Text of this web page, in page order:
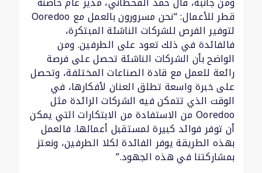
قطر للأعمال: “نحن مسرورون بالعمل مع Ooredoo
لتوفير الفرص للشركات الناشئة المبتكرة،
فالفائدة في ذلك تعود على الطرفين. ومن
الواضح بأن الشركات الناشئة تحصل على فرصة
رائعة للعمل مع قادة الصناعات المختلفة، وتحصل
على خبرة واسعة تطلق العنان لأفكارها، في
الوقت الذي تتمكن فيه الشركات الرائدة مثل
Ooredoo من الاستفادة من الابتكارات التي يمكن
أن توفر فوائد كبيرة لمستقبل أعمالها. فالعمل
بهذه الطريقة يوفر الفائدة لكلا الطرفين، ونعتز
بمشاركتنا في هذه الجهود.”